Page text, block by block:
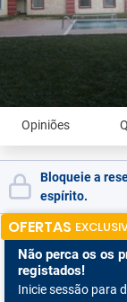
Opiniões
Bloqueie a
espírito.
OFERTAS
Não perca os os
registados!
Inicie sessão para